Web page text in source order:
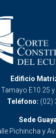
Edificio
E10 25
Teléfono: (02)
Sede
Pichincha y